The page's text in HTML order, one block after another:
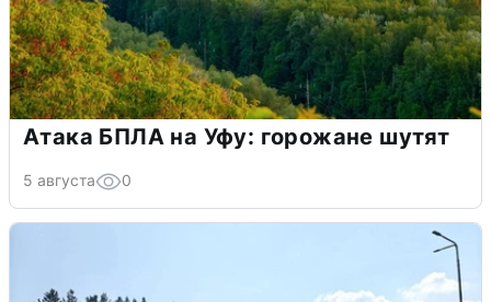
Атака БПЛА на Уфу: горожане шутят
5 августа 0